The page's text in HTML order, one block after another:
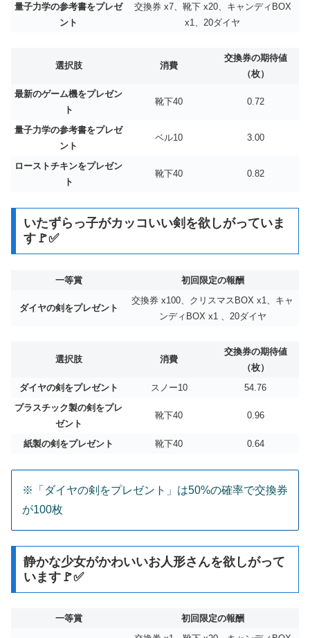
量子力学の参考書をプレゼ
ント
交換券 x7、靴下 x20、キャンディBOX
x1、20ダイヤ
選択肢 消費
交換券の期待値
（枚）
最新のゲーム機をプレゼン
ト
靴下40 0.72
量子力学の参考書をプレゼ
ント
ベル10 3.00
ローストチキンをプレゼン
ト
靴下40 0.82
いたずらっ子がカッコいい剣を欲しがっていま
す🚩✅
一等賞 初回限定の報酬
ダイヤの剣をプレゼント
交換券 x100、クリスマスBOX x1、キャ
ンディBOX x1 、20ダイヤ
選択肢 消費
交換券の期待値
（枚）
ダイヤの剣をプレゼント
スノー10
54.76
プラスチック製の剣をプレ
ゼント
靴下40 0.96
紙製の剣をプレゼント 靴下40 0.64
※「ダイヤの剣をプレゼント」は50%の確率で交換券
が100枚
静かな少女がかわいいお人形さんを欲しがって
います🚩✅
一等賞 初回限定の報酬